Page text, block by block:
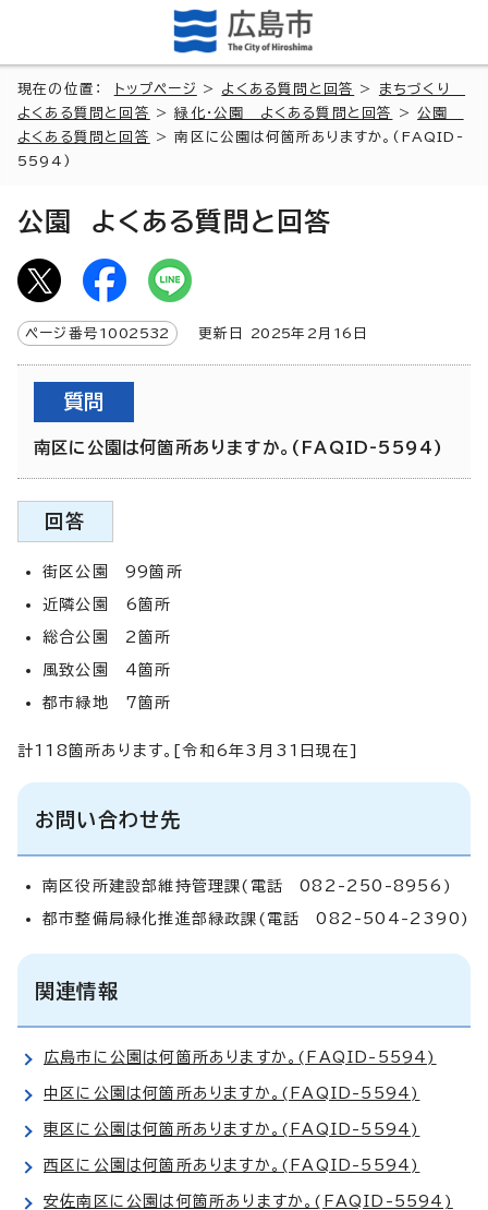
現在の位置： トップページ > よくある質問と回答 > まちづくり
よくある質問と回答
>緑化・公園 よくある質問と回答 >公園
よくある質問と回答
> 南区に公園は何箇所ありますか。(FAQID-
5594)
公園 よくある質問と回答
ページ番号 1002532 更新日 2025年2月 16 日
質問
南区に公園は何箇所ありますか。(FAQID-5594)
回答
街区公園 99箇所
近隣公園 6箇所
総合公園 2箇所
風致公園 4箇所
都市緑地 7箇所
計118箇所あります。[令和6年3月31日現在]
お問い合わせ先
南区役所建設部維持管理課(電話 082-250-8956)
都市整備局緑化推進部緑政課(電話 082-504-2390)
関連情報
広島市に公園は何箇所ありますか。(FAQID-5594)
中区に公園は何箇所ありますか。(FAQID-5594)
東区に公園は何箇所ありますか。(FAQID-5594)
西区に公園は何箇所ありますか。(FAQID-5594)
安佐南区に公園は何箇所ありますか。(FAQID-5594)